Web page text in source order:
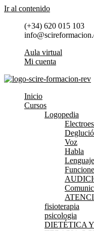
Ir al contenido
(+34) 620 015 103
Aula virtual
Mi cuenta
Inicio
Cursos
Logopedia
Voz
Habla
Lenguaje
fisioterapia
psicologia
DIETÉTICA